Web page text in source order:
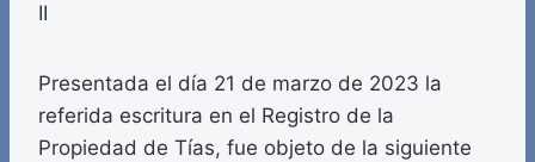
II
Presentada el día 21 de marzo de 2023 la
referida escritura en el Registro de la
Propiedad de Tías, fue objeto de la siguiente